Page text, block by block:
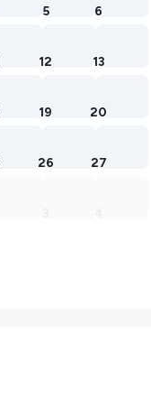
5 6
12 13
19 20
26 27